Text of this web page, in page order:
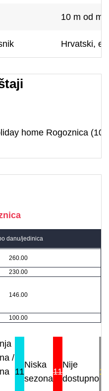
10 m od
Hrvatski,
home Rogoznica (10
danu/jedinica
260.00
230.00
146.00
100.00
/
11
Niska
sezona
11
Nije
dostupno
11